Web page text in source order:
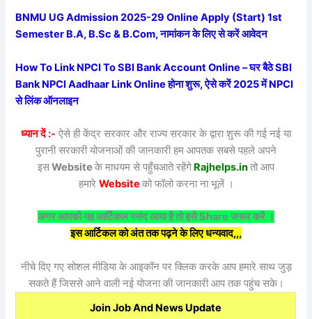
BNMU UG Admission 2025-29 Online Apply (Start) 1st
Semester B.A, B.Sc & B.Com, नामांकन के लिए से करें आवेदन
How To Link NPCI To SBI Bank Account Online – घर बैठे SBI
Bank NPCI Aadhaar Link Online होना शुरू, ऐसे करें 2025 में NPCI
से लिंक ऑनलाइन
ध्यान दें :- ऐसे ही केंद्र सरकार और राज्य सरकार के द्वारा शुरू की गई नई या
पुरानी सरकारी योजनाओं की जानकारी हम आपतक सबसे पहले अपने
इसWebsite के माधयम से पहुँचआते रहेंगे Rajhelps.inतो आप
हमारे Website को फॉलो करना ना भूलें ।
अगर आपको यह आर्टिकल पसंद आया है तो इसे Share जरूर करें ।
इस आर्टिकल को अंत तक पढ़ने के लिए धन्यवाद,,,
नीचे दिए गए सोशल मीडिया के आइकॉन पर क्लिक करके आप हमारे साथ जुड़
सकते हैं जिससे आने वाली नई योजना की जानकारी आप तक पहुंच सके।
Join Job And News Update